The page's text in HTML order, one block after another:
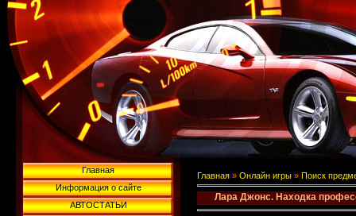
Главная
Информация о сайте
АВТОСТАТЬИ
Главная » Онлайн игры » Поиск
Лара Джонс. Находка